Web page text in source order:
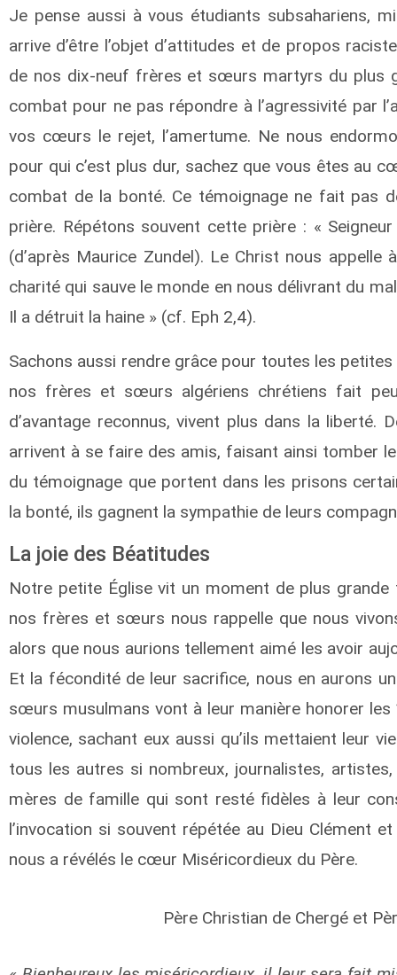
Je pense aussi à vous étudiants subsahariens,
arrive d’être l’objet d’attitudes et de propos
de nos dix-neuf frères et sœurs martyrs du plus
combat pour ne pas répondre à l’agressivité par
vos cœurs le rejet, l’amertume. Ne nous
pour qui c’est plus dur, sachez que vous êtes au
combat de la bonté. Ce témoignage ne fait pas
prière. Répétons souvent cette prière : «
(d’après Maurice Zundel). Le Christ nous
charité qui sauve le monde en nous délivrant du
Il a détruit la haine » (cf. Eph 2,4).
Sachons aussi rendre grâce pour toutes les
nos frères et sœurs algériens chrétiens fait
d’avantage reconnus, vivent plus dans la liberté.
arrivent à se faire des amis, faisant ainsi tomber
du témoignage que portent dans les prisons
la bonté, ils gagnent la sympathie de leurs
La joie des Béatitudes
Notre petite Église vit un moment de plus
nos frères et sœurs nous rappelle que nous
alors que nous aurions tellement aimé les avoir
Et la fécondité de leur sacrifice, nous en aurons
sœurs musulmans vont à leur manière honorer
violence, sachant eux aussi qu’ils mettaient leur
tous les autres si nombreux, journalistes,
mères de famille qui sont resté fidèles à leur
l’invocation si souvent répétée au Dieu Clément
nous a révélés le cœur Miséricordieux du Père.
Père Christian de Chergé et